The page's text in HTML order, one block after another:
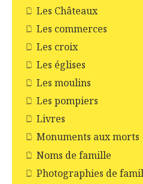
Les Châteaux
Les commerces
Les croix
Les églises
Les moulins
Les pompiers
Livres
Monuments aux morts
Noms de famille
Photographies de